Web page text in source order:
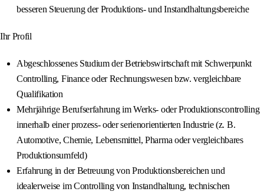
besseren Steuerung der Produktions- und Instandhaltungsbereiche
Ihr Profil
Abgeschlossenes Studium der Betriebswirtschaft mit Schwerpunkt
Controlling, Finance oder Rechnungswesen bzw. vergleichbare
Qualifikation
Mehrjährige Berufserfahrung im Werks- oder Produktionscontrolling
innerhalb einer prozess- oder serienorientierten Industrie (z. B.
Automotive, Chemie, Lebensmittel, Pharma oder vergleichbares
Produktionsumfeld)
Erfahrung in der Betreuung von Produktionsbereichen und
idealerweise im Controlling von Instandhaltung, technischen